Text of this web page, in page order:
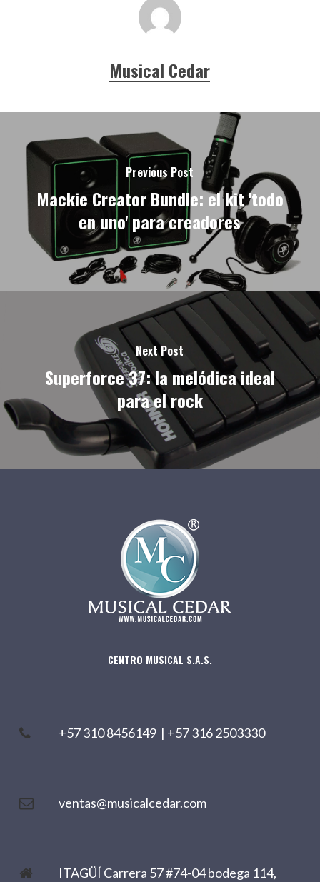
Musical Cedar
Previous Post
Mackie Creator Bundle: el kit 'todo
en uno' para creadores
Next Post
Superforce 37: la melódica ideal
para el rock
CENTRO MUSICAL S.A.S.
+57 310 8456149 | +57 316 2503330
ventas@musicalcedar.com
ITAGÜÍ Carrera 57 #74-04 bodega 114,